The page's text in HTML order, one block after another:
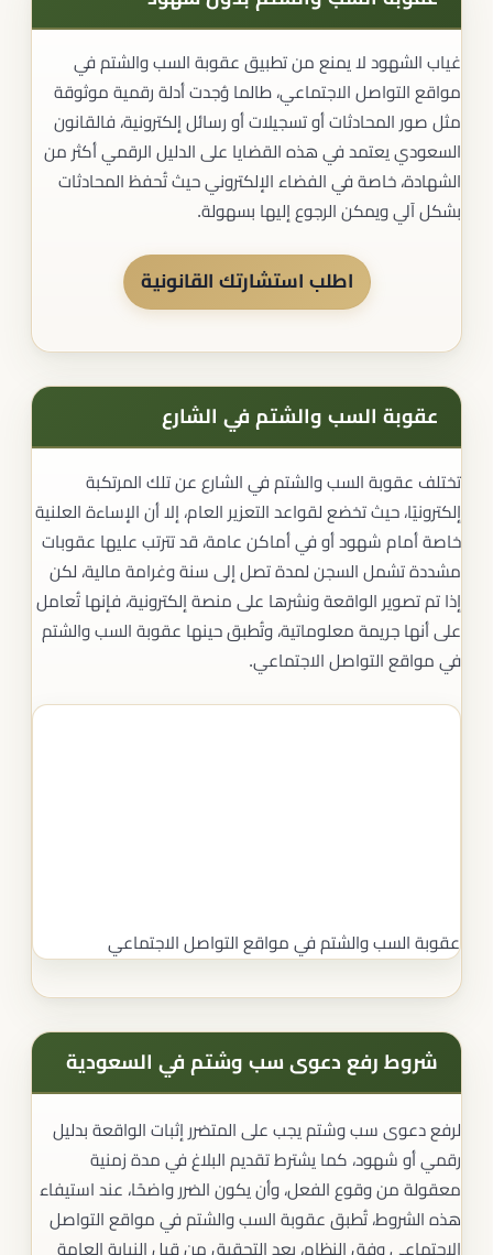
غياب الشهود لا يمنع من تطبيق عقوبة السب والشتم في
مواقع التواصل الاجتماعي، طالما وُجدت أدلة رقمية موثوقة
مثل صور المحادثات أو تسجيلات أو رسائل إلكترونية، فالقانون
السعودي يعتمد في هذه القضايا على الدليل الرقمي أكثر من
الشهادة، خاصة في الفضاء الإلكتروني حيث تُحفظ المحادثات
بشكل آلي ويمكن الرجوع إليها بسهولة.
اطلب استشارتك القانونية
عقوبة السب والشتم في الشارع
تختلف عقوبة السب والشتم في الشارع عن تلك المرتكبة
إلكترونيًا، حيث تخضع لقواعد التعزير العام، إلا أن الإساءة العلنية
خاصة أمام شهود أو في أماكن عامة، قد تترتب عليها عقوبات
مشددة تشمل السجن لمدة تصل إلى سنة وغرامة مالية، لكن
إذا تم تصوير الواقعة ونشرها على منصة إلكترونية، فإنها تُعامل
على أنها جريمة معلوماتية، وتُطبق حينها عقوبة السب والشتم
في مواقع التواصل الاجتماعي.
عقوبة السب والشتم في مواقع التواصل الاجتماعي
شروط رفع دعوى سب وشتم في السعودية
لرفع دعوى سب وشتم يجب على المتضرر إثبات الواقعة بدليل
رقمي أو شهود، كما يشترط تقديم البلاغ في مدة زمنية
معقولة من وقوع الفعل، وأن يكون الضرر واضحًا، عند استيفاء
هذه الشروط، تُطبق عقوبة السب والشتم في مواقع التواصل
الاجتماعي وفق النظام، بعد التحقيق من قِبل النيابة العامة